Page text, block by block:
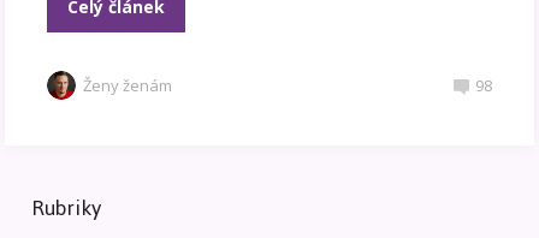
Celý článek
Ženy ženám 98
Rubriky